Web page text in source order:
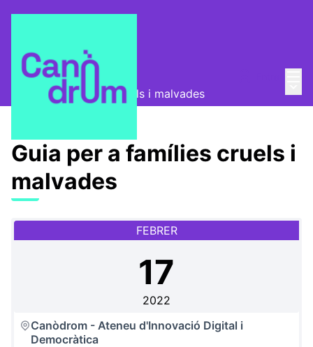
Canòdrom Obert
Guia per a famílies cruels i malvades
Guia per a famílies cruels i
malvades
FEBRER
17
2022
Canòdrom - Ateneu d'Innovació Digital i
Democràtica